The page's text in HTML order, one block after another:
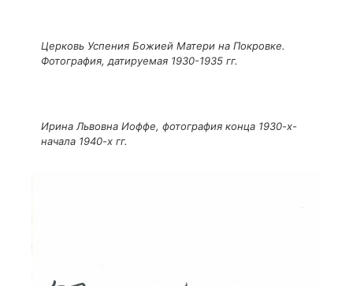
Церковь Успения Божией Матери на Покровке.
Фотография, датируемая 1930-1935 гг.
Ирина Львовна Иоффе, фотография конца 1930-х-
начала 1940-х гг.